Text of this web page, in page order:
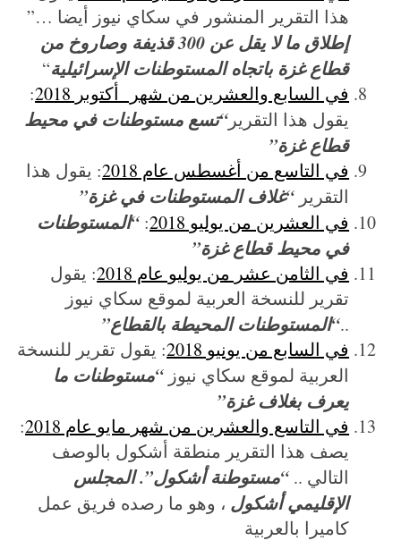
هذا التقرير المنشور في سكاي نيوز أيضا …”
إطلاق ما لا يقل عن 300 قذيفة وصاروخ من
قطاع غزة باتجاه المستوطنات الإسرائيلية“
في السابع والعشرين من شهر أكتوبر 2018
:
يقول هذا التقرير “تسع مستوطنات في محيط
قطاع غزة”
في التاسع من أغسطس عام 2018
: يقول هذا
التقرير “غلاف المستوطنات في غزة”
في العشرين من يوليو 2018 : “المستوطنات
في محيط قطاع غزة”
في الثامن عشر من يوليو عام 2018
: يقول
تقرير للنسخة العربية لموقع سكاي نيوز
..“المستوطنات المحيطة بالقطاع”
في السابع من يونيو 2018
: يقول تقرير للنسخة
العربية لموقع سكاي نيوز “مستوطنات ما
يعرف بغلاف غزة”
في التاسع والعشرين من شهر مايو عام 2018
:
يصف هذا التقرير منطقة أشكول بالوصف
التالي .. “مستوطنة أشكول”. المجلس
الإقليمي أشكول ، وهو ما رصده فريق عمل
كاميرا بالعربية